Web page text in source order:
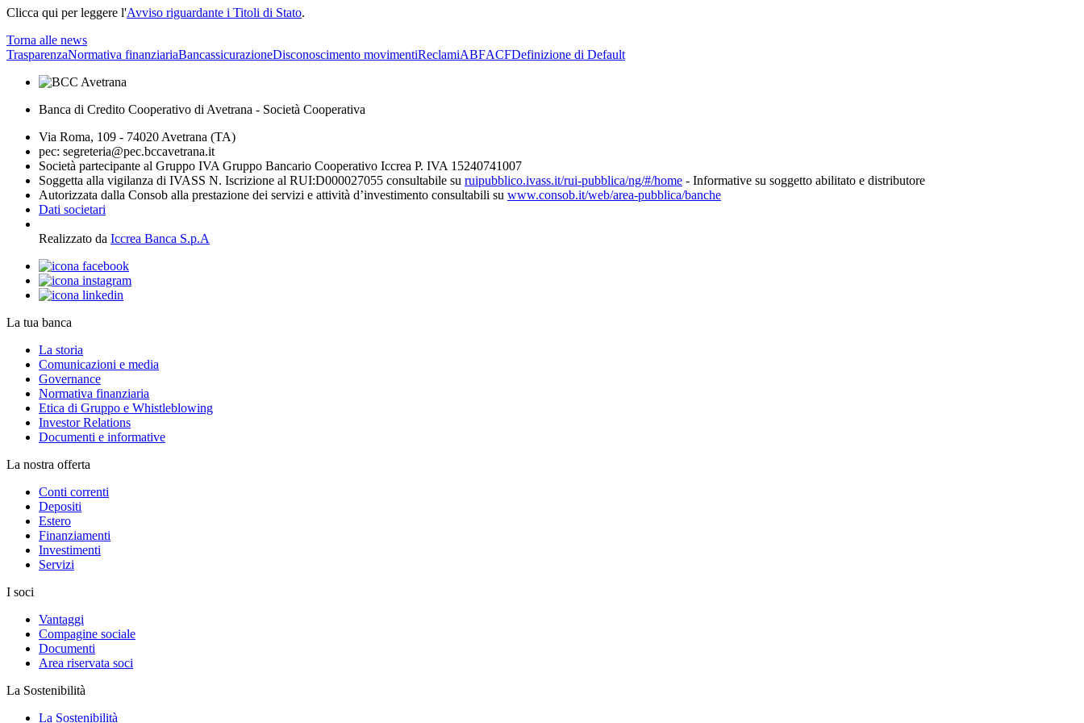
Clicca qui per leggere l'Avviso riguardante i Titoli di Stato.
Torna alle news
TrasparenzaNormativa finanziariaBancassicurazioneDisconoscimento movimentiReclamiABFACFDefinizione di Default
Banca di Credito Cooperativo di Avetrana - Società Cooperativa
Via Roma, 109 - 74020 Avetrana (TA)
pec: segreteria@pec.bccavetrana.it
Società partecipante al Gruppo IVA Gruppo Bancario Cooperativo Iccrea P. IVA 15240741007
Soggetta alla vigilanza di IVASS N. Iscrizione al RUI:D000027055 consultabile su ruipubblico.ivass.it/rui-pubblica/ng/#/home - Informative su soggetto abilitato e distributore
Autorizzata dalla Consob alla prestazione dei servizi e attività d’investimento consultabili su www.consob.it/web/area-pubblica/banche
Dati societari
Realizzato da Iccrea Banca S.p.A
La tua banca
La storia
Comunicazioni e media
Governance
Normativa finanziaria
Etica di Gruppo e Whistleblowing
Investor Relations
Documenti e informative
La nostra offerta
Conti correnti
Depositi
Estero
Finanziamenti
Investimenti
Servizi
I soci
Vantaggi
Compagine sociale
Documenti
Area riservata soci
La Sostenibilità
La Sostenibilità